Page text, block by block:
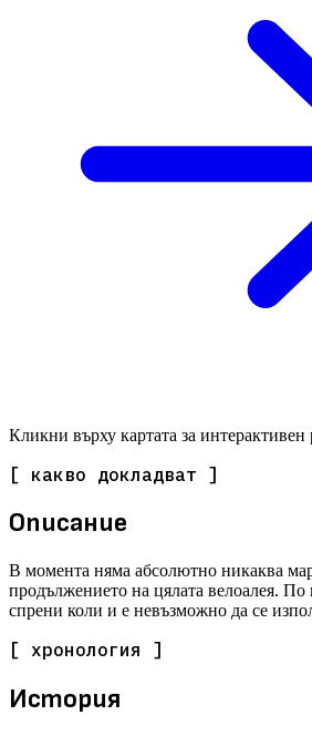
Кликни върху картата за
[ какво докладват ]
Описание
В момента няма абсолютно никаква
продължението на цялата велоалея. По
спрени коли и е невъзможно да се
[ хронология ]
История